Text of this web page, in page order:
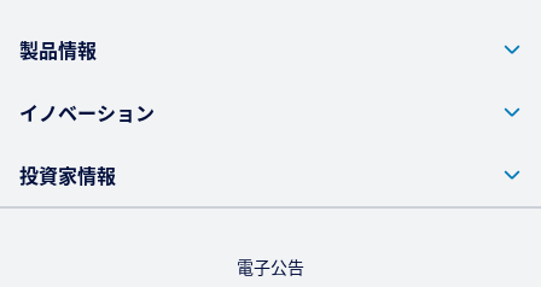
製品情報
イノベーション
投資家情報
電子公告